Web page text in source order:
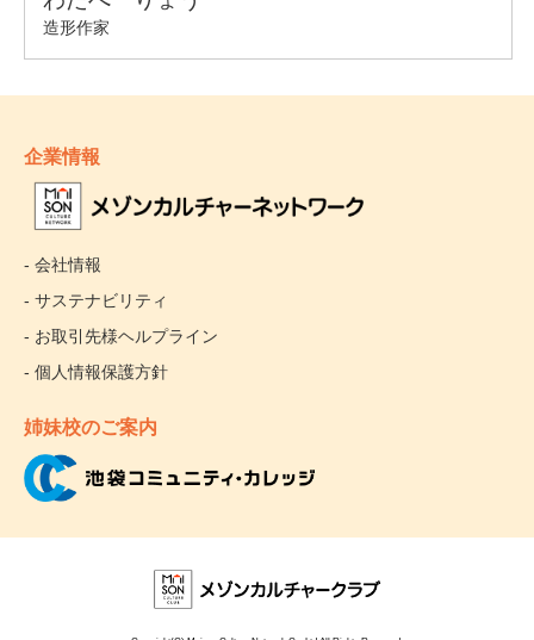
企業情報
- 会社情報
- サステナビリティ
- お取引先様ヘルプライン
- 個人情報保護方針
姉妹校のご案内